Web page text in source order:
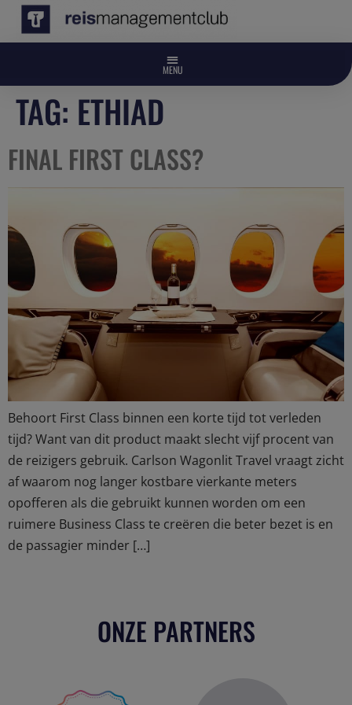
TAG: ETHIAD
FINAL FIRST CLASS?
Behoort First Class binnen een korte tijd tot verleden
tijd? Want van dit product maakt slecht vijf procent van
de reizigers gebruik. Carlson Wagonlit Travel vraagt zicht
af waarom nog langer kostbare vierkante meters
opofferen als die gebruikt kunnen worden om een
ruimere Business Class te creëren die beter bezet is en
de passagier minder […]
ONZE PARTNERS